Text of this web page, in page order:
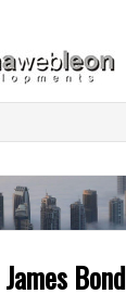
James Bond